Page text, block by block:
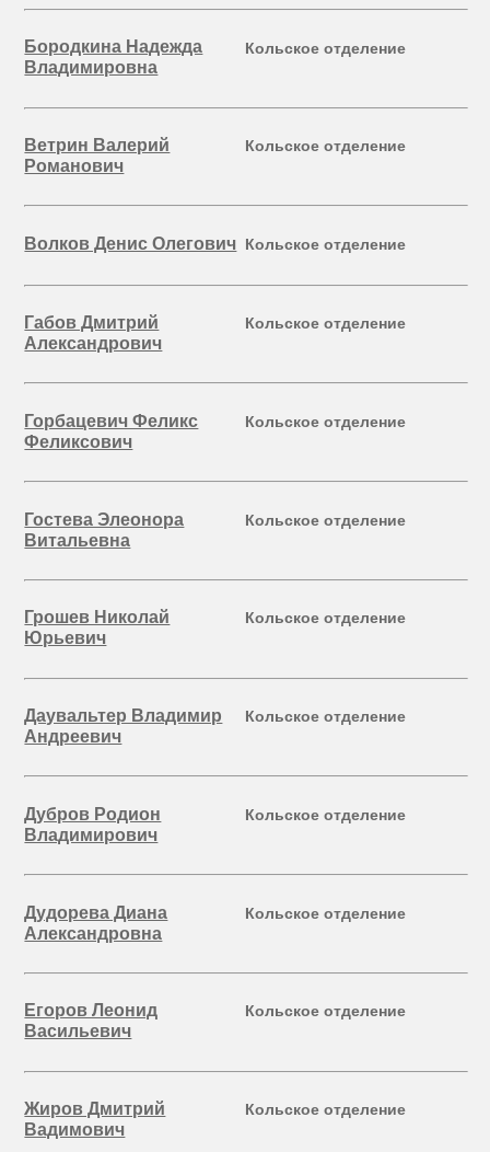
Бородкина Надежда
Владимировна
Кольское отделение
Ветрин Валерий
Романович
Кольское отделение
Волков Денис Олегович Кольское отделение
Габов Дмитрий
Александрович
Кольское отделение
Горбацевич Феликс
Феликсович
Кольское отделение
Гостева Элеонора
Витальевна
Кольское отделение
Грошев Николай
Юрьевич
Кольское отделение
Даувальтер Владимир
Андреевич
Кольское отделение
Дубров Родион
Владимирович
Кольское отделение
Дудорева Диана
Александровна
Кольское отделение
Егоров Леонид
Васильевич
Кольское отделение
Жиров Дмитрий
Вадимович
Кольское отделение